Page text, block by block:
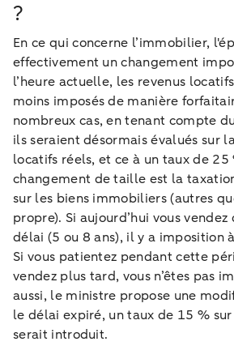
?
En ce qui concerne l’immobilier,
effectivement un changement
l’heure actuelle, les revenus
moins imposés de manière
nombreux cas, en tenant compte
ils seraient désormais évalués sur
locatifs réels, et ce à un taux de 25
changement de taille est la
sur les biens immobiliers (autres
propre). Si aujourd’hui vous
délai (5 ou 8 ans), il y a imposition
Si vous patientez pendant cette
vendez plus tard, vous n’êtes pas
aussi, le ministre propose une
le délai expiré, un taux de 15 %
serait introduit.